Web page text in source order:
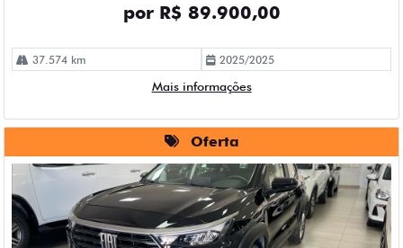
por R$ 89.900,00
37.574 km 2025/2025
Mais informações
Oferta